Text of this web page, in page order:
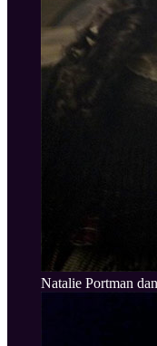
Natalie Portman